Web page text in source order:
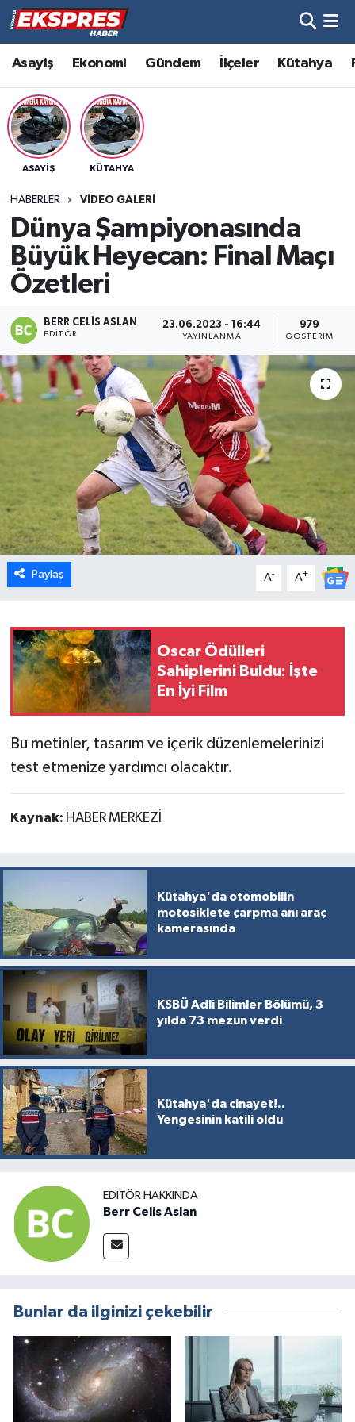
Asayiş Ekonomi Gündem İlçeler Kütahya
ASAYIŞ KÜTAHYA
HABERLER VIDEO GALERI
Dünya Şampiyonasında
Büyük Heyecan: Final Maçı
Özetleri
BERR CELIS ASLAN
EDITÖR
23.06.2023 - 16:44
YAYINLANMA
979
GÖSTERIM
Paylaş A- A+
Oscar Ödülleri
Sahiplerini Buldu: İşte
En İyi Film
Bu metinler, tasarım ve içerik düzenlemelerinizi
test etmenize yardımcı olacaktır.
Kaynak: HABER MERKEZİ
Kütahya'da otomobilin
motosiklete çarpma anı araç
kamerasında
KSBÜ Adli Bilimler Bölümü, 3
yılda 73 mezun verdi
Kütahya'da cinayet!..
Yengesinin katili oldu
EDITÖR HAKKINDA
Berr Celis Aslan
Bunlar da ilginizi çekebilir
Altıntaş
Asayiş
Aslanapa
Bölge
Çavdarhisar
Dünya
Ekonomi
Emet
Foto Galeri
Gediz
Genel
Gündem
Hisarcık
İlçeler
Kütahya
Magazin
Otomobil
Pazarlar
Politika
Resmi İlan
Rüya Tabirleri
Sağlık
Şaphane
Simav
Spor
Tavşanlı
Teknoloji
Hava Durumu
Trafik Durumu
Süper Lig Puan Durumu ve Fikstür
Son Dakika Haberleri
Haber Arşivi